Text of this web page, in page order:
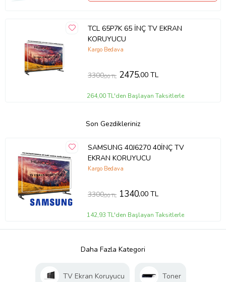
TCL 65P7K 65 İNÇ TV EKRAN
KORUYUCU
Kargo Bedava
3300,00 TL 2475,00 TL
264,00 TL'den Başlayan Taksitlerle
Son Gezdikleriniz
SAMSUNG 40J6270 40İNÇ TV
EKRAN KORUYUCU
Kargo Bedava
3300,00 TL 1340,00 TL
142,93 TL'den Başlayan Taksitlerle
Daha Fazla Kategori
TV Ekran Koruyucu Toner